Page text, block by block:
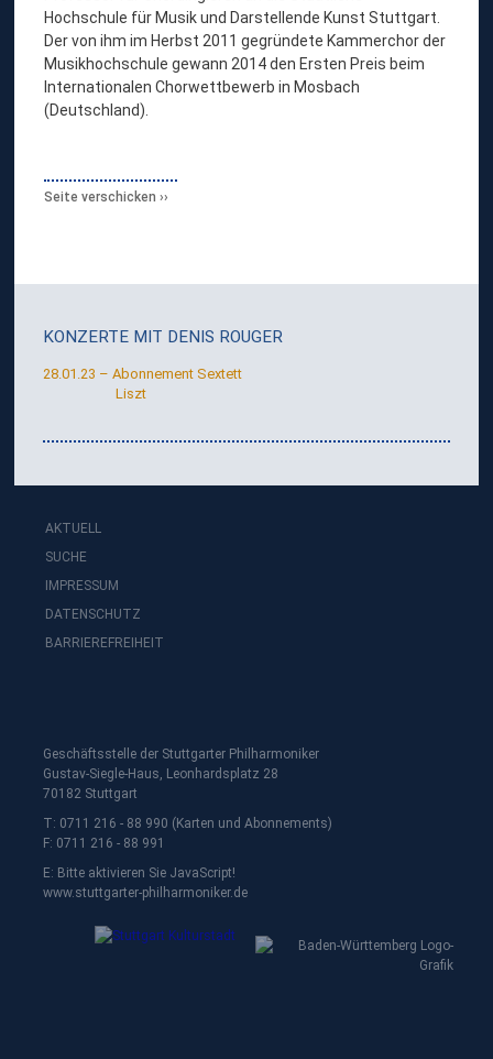
Hochschule für Musik und Darstellende Kunst Stuttgart.
Der von ihm im Herbst 2011 gegründete Kammerchor der
Musikhochschule gewann 2014 den Ersten Preis beim
Internationalen Chorwettbewerb in Mosbach
(Deutschland).
KONZERTE MIT DENIS ROUGER
28.01.23 – Abonnement Sextett
Liszt
Seite verschicken
AKTUELL
SUCHE
IMPRESSUM
DATENSCHUTZ
BARRIEREFREIHEIT
Geschäftsstelle der Stuttgarter Philharmoniker
Gustav-Siegle-Haus, Leonhardsplatz 28
70182 Stuttgart
T: 0711 216 - 88 990 (Karten und Abonnements)
F: 0711 216 - 88 991
E: Bitte aktivieren Sie JavaScript!
www.stuttgarter-philharmoniker.de